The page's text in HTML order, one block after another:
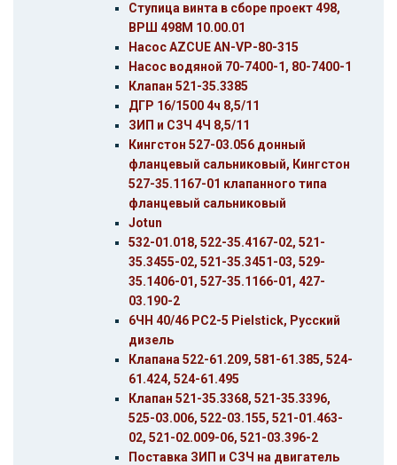
Ступица винта в сборе проект 498,
ВРШ 498М 10.00.01
Насос AZCUE AN-VP-80-315
Насос водяной 70-7400-1, 80-7400-1
Клапан 521-35.3385
ДГР 16/1500 4ч 8,5/11
ЗИП и СЗЧ 4Ч 8,5/11
Кингстон 527-03.056 донный
фланцевый сальниковый, Кингстон
527-35.1167-01 клапанного типа
фланцевый сальниковый
Jotun
532-01.018, 522-35.4167-02, 521-
35.3455-02, 521-35.3451-03, 529-
35.1406-01, 527-35.1166-01, 427-
03.190-2
6ЧН 40/46 PC2-5 Pielstick, Русский
дизель
Клапана 522-61.209, 581-61.385, 524-
61.424, 524-61.495
Клапан 521-35.3368, 521-35.3396,
525-03.006, 522-03.155, 521-01.463-
02, 521-02.009-06, 521-03.396-2
Поставка ЗИП и СЗЧ на двигатель